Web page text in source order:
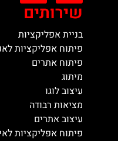
שירותים
בניית אפליקציות
פיתוח אפליקציות
פיתוח אתרים
מיתוג
עיצוב לוגו
מציאות רבודה
עיצוב אתרים
פיתוח אפליקציות